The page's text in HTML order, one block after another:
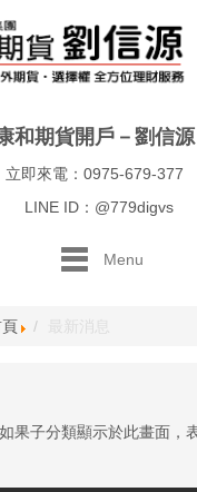
和期貨開戶－劉信源
立即來電：0975-679-377
LINE ID：@779digvs
Menu
最新消息
果子分類顯示於此畫面，